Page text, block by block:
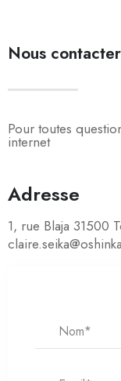
Nous contacter
Pour toutes
internet
Adresse
1, rue Blaja 31500